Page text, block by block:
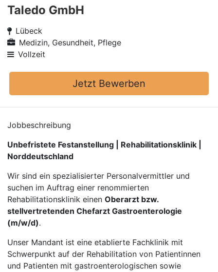
Taledo GmbH
Lübeck
Medizin, Gesundheit, Pflege
Vollzeit
Jetzt Bewerben
Jobbeschreibung
Unbefristete Festanstellung | Rehabilitationsklinik |
Norddeutschland
Wir sind ein spezialisierter Personalvermittler und
suchen im Auftrag einer renommierten
Rehabilitationsklinik einen Oberarzt bzw.
stellvertretenden Chefarzt Gastroenterologie
(m/w/d).
Unser Mandant ist eine etablierte Fachklinik mit
Schwerpunkt auf der Rehabilitation von Patientinnen
und Patienten mit gastroenterologischen sowie